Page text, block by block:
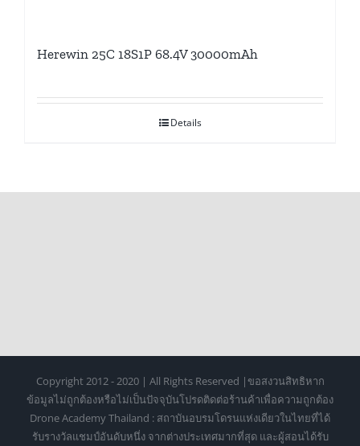
Herewin 25C 18S1P 68.4V 30000mAh
Details
Copyright 2012 - 2020 | All Rights Reserved |ขอสงวนสิทธิหาก
ข้อมูลไม่ถูกต้องหรือไม่เป็นปัจจุบันโปรดติดต่อร้านค้าเพื่อความถูกต้อง
Drone Academy Thailand : สถาบันอบรมโดรนแห่งเดียวในไทยที่ได้
รับรางวัลแชมป์อันดับหนึ่ง จากต่างประเทศมากที่สุด และผู้สอนได้รับ